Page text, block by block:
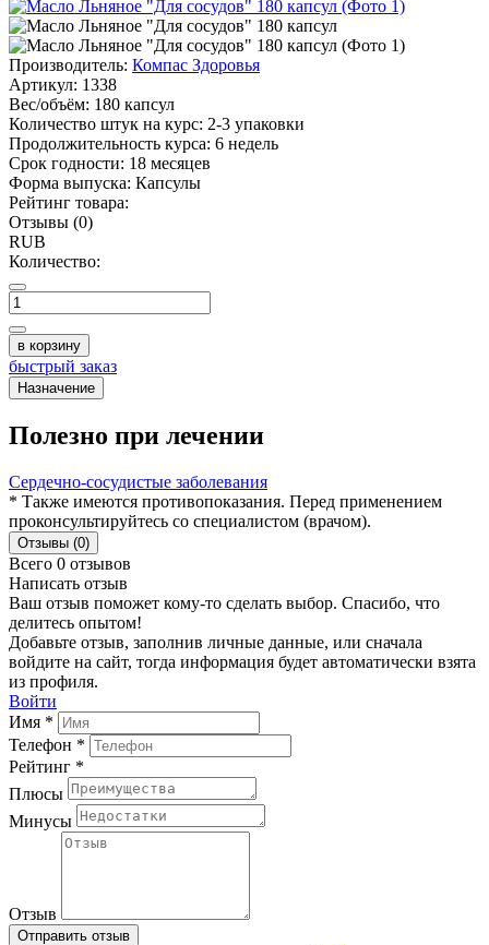
Производитель: Компас Здоровья
Артикул: 1338
Вес/объём: 180 капсул
Количество штук на курс: 2-3 упаковки
Продолжительность курса: 6 недель
Срок годности: 18 месяцев
Форма выпуска: Капсулы
Рейтинг товара:
Отзывы (0)
RUB
Количество:
в корзину
быстрый заказ
Назначение
Полезно при лечении
Сердечно-сосудистые заболевания
* Также имеются противопоказания. Перед применением
проконсультируйтесь со специалистом (врачом).
Отзывы (0)
Всего 0 отзывов
Написать отзыв
Ваш отзыв поможет кому-то сделать выбор. Спасибо, что
делитесь опытом!
Добавьте отзыв, заполнив личные данные, или сначала
войдите на сайт, тогда информация будет автоматически взята
из профиля.
Войти
Имя *
Телефон *
Рейтинг *
Плюсы
Минусы
Отзыв
Отправить отзыв